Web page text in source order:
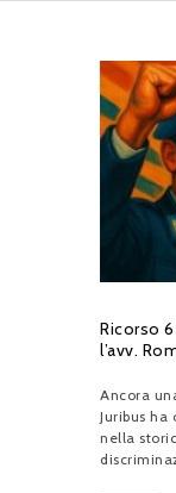
Ricorso
l’avv.
Ancora
Juribus
nella